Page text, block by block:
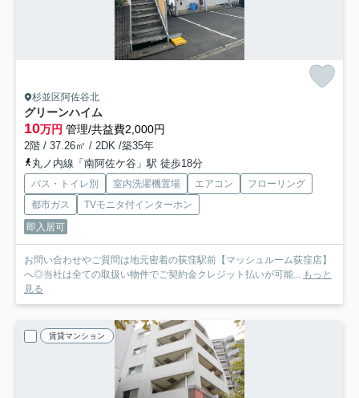
杉並区阿佐谷北
グリーンハイム
10万円 管理/共益費2,000円
2階 / 37.26㎡ / 2DK /築35年
丸ノ内線「南阿佐ケ谷」駅 徒歩18分
バス・トイレ別 室内洗濯機置場 エアコン
フローリング
都市ガス
TVモニタ付インターホン
即入居可
お問い合わせやご質問は地元密着の荻窪駅前【マッシュルーム荻窪店】
へ◎当社は全ての取扱い物件でご契約金クレジット払いが可能... もっと
見る
賃貸マンション